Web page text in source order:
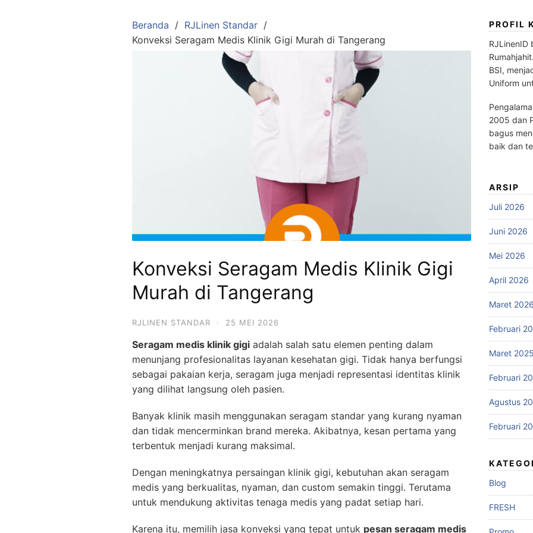
Beranda
RJLinen Standar
Konveksi Seragam Medis Klinik Gigi Murah di Tangerang
Konveksi Seragam Medis Klinik Gigi
Murah di Tangerang
RJLINEN STANDAR · 25 MEI 2026
Seragam medis klinik gigi adalah salah satu elemen penting dalam
menunjang profesionalitas layanan kesehatan gigi. Tidak hanya berfungsi
sebagai pakaian kerja, seragam juga menjadi representasi identitas klinik
yang dilihat langsung oleh pasien.
Banyak klinik masih menggunakan seragam standar yang kurang nyaman
dan tidak mencerminkan brand mereka. Akibatnya, kesan pertama yang
terbentuk menjadi kurang maksimal.
Dengan meningkatnya persaingan klinik gigi, kebutuhan akan seragam
medis yang berkualitas, nyaman, dan custom semakin tinggi. Terutama
untuk mendukung aktivitas tenaga medis yang padat setiap hari.
Karena itu, memilih jasa konveksi yang tepat untuk pesan seragam medis
PROFIL
RJLinenID
BSI,
Uniform
2005 dan
bagus
baik dan
ARSIP
Juli 2026
Juni 2026
Mei 2026
April 2026
Maret 2026
Februari
Maret 2025
Februari
Agustus
Februari
Blog
FRESH